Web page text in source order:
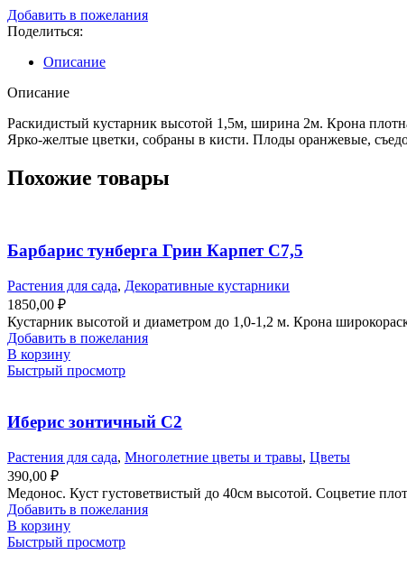
Добавить в пожелания
Поделиться:
Описание
Описание
Раскидистый кустарник высотой 1,5м, ширина 2м. Крона
Ярко-желтые цветки, собраны в кисти. Плоды оранжевые,
Похожие товары
Барбарис тунберга Грин Карпет С7,5
Растения для сада, Декоративные кустарники
1850,00 ₽
Кустарник высотой и диаметром до 1,0-1,2 м. Крона
Добавить в пожелания
В корзину
Быстрый просмотр
Иберис зонтичный С2
Растения для сада, Многолетние цветы и травы, Цветы
390,00 ₽
Медонос. Куст густоветвистый до 40см высотой. Соцветие
Добавить в пожелания
В корзину
Быстрый просмотр